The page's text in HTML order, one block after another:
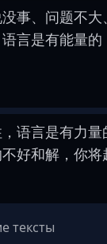
没事、 问题不大、
语言是有能量的
， 语言是有力量
不好和解 ， 你将
тексты